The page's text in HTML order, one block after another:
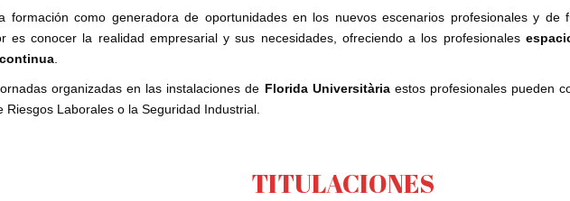
formación como generadora de oportunidades en los nuevos escenarios profesionales y de
es conocer la realidad empresarial y sus necesidades, ofreciendo a los profesionales
organizadas en las instalaciones de Florida Universitàriaestos profesionales pueden
Riesgos Laborales o la Seguridad Industrial.
TITULACIONES